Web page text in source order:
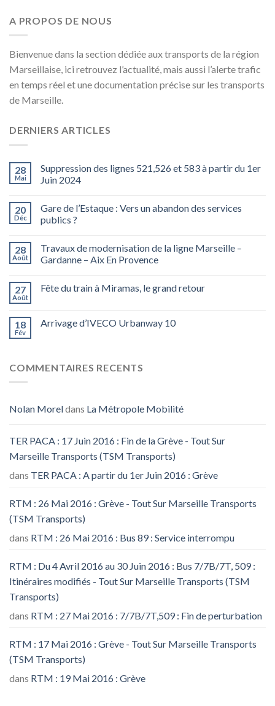
A PROPOS DE NOUS
Bienvenue dans la section dédiée aux transports de la région
Marseillaise, ici retrouvez l’actualité, mais aussi l’alerte trafic
en temps réel et une documentation précise sur les transports
de Marseille.
DERNIERS ARTICLES
28
Mai
Suppression des lignes 521,526 et 583 à partir du 1er
Juin 2024
20
Déc
Gare de l’Estaque : Vers un abandon des services
publics ?
28
Août
Travaux de modernisation de la ligne Marseille –
Gardanne – Aix En Provence
27
Août
Fête du train à Miramas, le grand retour
18
Fév
Arrivage d’IVECO Urbanway 10
COMMENTAIRES RECENTS
Nolan Moreldans La Métropole Mobilité
TER PACA : 17 Juin 2016 : Fin de la Grève - Tout Sur
Marseille Transports (TSM Transports)
dans TER PACA : A partir du 1er Juin 2016 : Grève
RTM : 26 Mai 2016 : Grève - Tout Sur Marseille Transports
(TSM Transports)
dans RTM : 26 Mai 2016 : Bus 89 : Service interrompu
RTM : Du 4 Avril 2016 au 30 Juin 2016 : Bus 7/7B/7T, 509 :
Itinéraires modifiés - Tout Sur Marseille Transports (TSM
Transports)
dans RTM : 27 Mai 2016 : 7/7B/7T,509 : Fin de perturbation
RTM : 17 Mai 2016 : Grève - Tout Sur Marseille Transports
(TSM Transports)
dans RTM : 19 Mai 2016 : Grève